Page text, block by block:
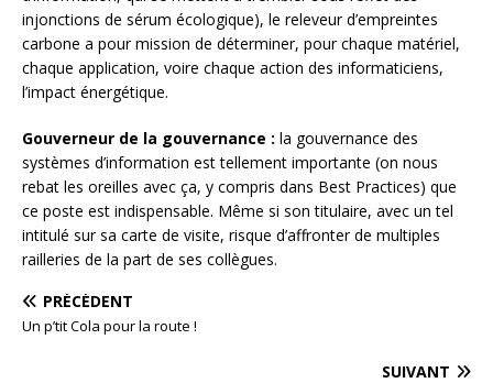
injonctions de sérum écologique), le releveur d’empreintes
carbone a pour mission de déterminer, pour chaque matériel,
chaque application, voire chaque action des informaticiens,
l’impact énergétique.
Gouverneur de la gouvernance : la gouvernance des
systèmes d’information est tellement importante (on nous
rebat les oreilles avec ça, y compris dans Best Practices) que
ce poste est indispensable. Même si son titulaire, avec un tel
intitulé sur sa carte de visite, risque d’affronter de multiples
railleries de la part de ses collègues.
PRÉCÉDENT
Un p’tit Cola pour la route !
SUIVANT